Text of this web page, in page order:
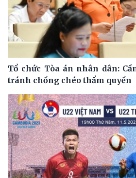
Tổ chức Tòa án nhân dân:
tránh chồng chéo thẩm quyền